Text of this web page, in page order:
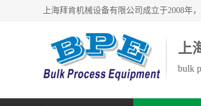
上
bulk